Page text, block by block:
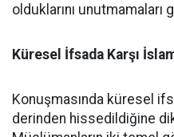
olduklarını unutmamaları
Küresel İfsada Karşı
Konuşmasında küresel
derinden hissedildiğine